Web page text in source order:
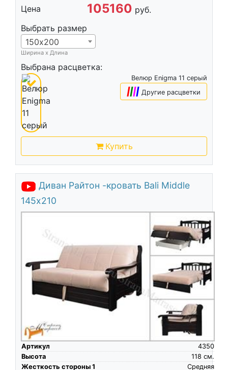
Цена 105160 руб.
Выбрать размер
150х200
Ширина х Длина
Выбрана расцветка:
Велюр Enigma 11 серый
|||| Другие расцветки
Купить
Диван Райтон -кровать Bali Middle
145х210
Артикул
4350
Высота
см.
118
Жесткость стороны 1
Средняя